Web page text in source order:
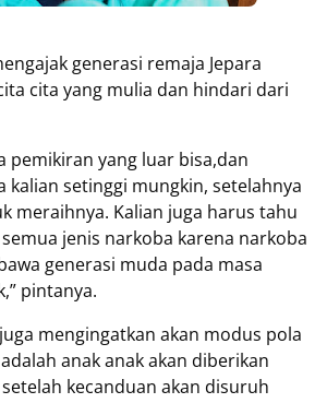
generasi remaja Jepara
cita yang mulia dan hindari dari
pemikiran yang luar bisa,dan
kalian setinggi mungkin, setelahnya
meraihnya. Kalian juga harus tahu
jenis narkoba karena narkoba
generasi muda pada masa
pintanya.
mengingatkan akan modus pola
anak anak akan diberikan
kecanduan akan disuruh